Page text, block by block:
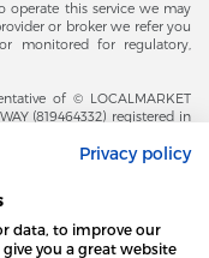
operate this service we may
or broker we refer you
monitored for regulatory,
of © LOCALMARKET
(819464332) registered in
and Markets Authority,
Conduct Authority. Head
Post Adresse: Postboks
Office Contact: +
GROUP ™.
Privacy policy
data, to improve our
you a great website